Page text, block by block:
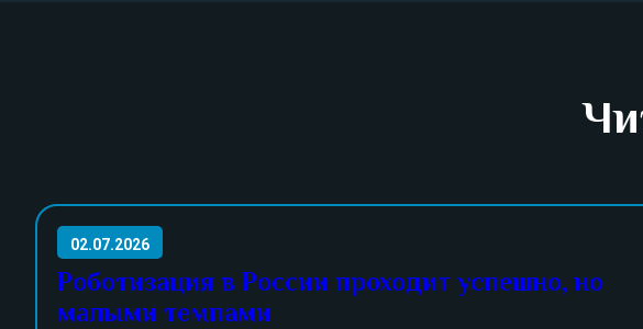
02.07.2026
Роботизация в России проходит успешно, но
малыми темпами